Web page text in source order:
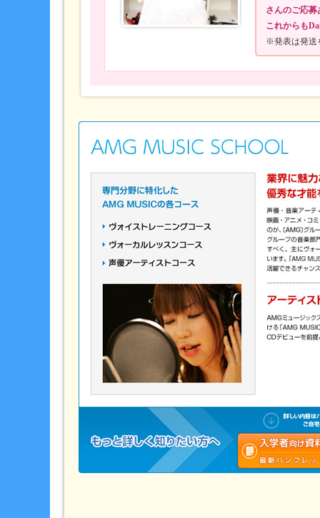
さんのご応
これからも
※発表は発送